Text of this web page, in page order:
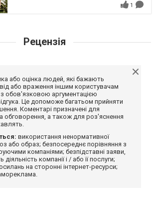
1
Рецензія
або оцінка людей, які бажають
або враження іншим користувачам
обов'язковою аргументацією
Це допоможе багатьом прийняти
Коментарі призначені для
обговорення, а також для роз'яснення
використання ненормативної
або образ; безпосереднє порівняння з
компаніями; безпідставні заяви,
компанії і / або її послуги;
на сторонні інтернет-ресурси;